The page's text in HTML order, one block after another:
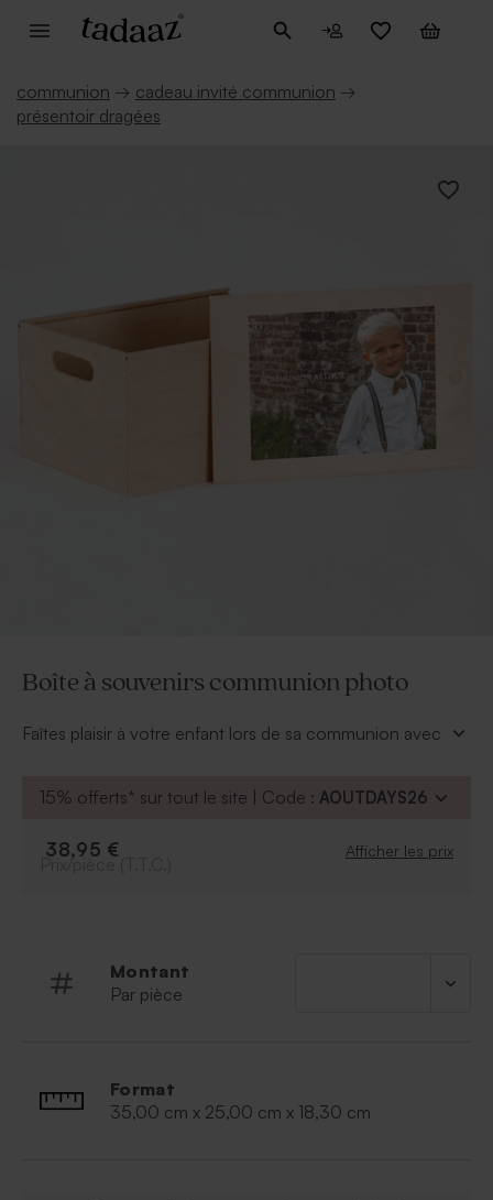
communion → cadeau invité communion →
présentoir dragées
Boîte à souvenirs communion photo
Faîtes plaisir à votre enfant lors de sa communion avec
votre choix directement via notre outil en ligne.
* Boite en bois avec couvercle coulissant avec le texte
15% offerts* sur tout le site | Code : AOUTDAYS26
38,95 € Afficher les prix
Montant
Par pièce
Format
35,00 cm x 25,00 cm x 18,30 cm